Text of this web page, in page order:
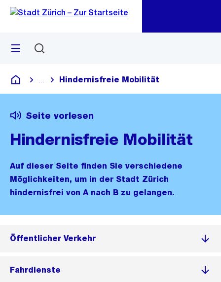
Navigation
Sprunglink
Menü
Deutsch
Blende alle Breadcrumbs ein
Hindernisfreie Mobilität
Seite vorlesen
Hindernisfreie Mobilität
Auf dieser Seite finden Sie verschiedene
Möglichkeiten, um in der Stadt Zürich
hindernisfrei von A nach B zu gelangen.
Öffentlicher Verkehr
Fahrdienste